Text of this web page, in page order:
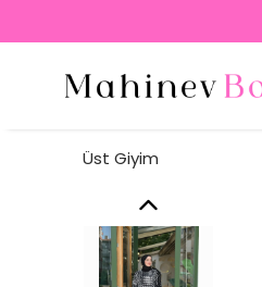
Üst Giyim